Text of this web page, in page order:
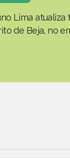
Lima
de Beja, no